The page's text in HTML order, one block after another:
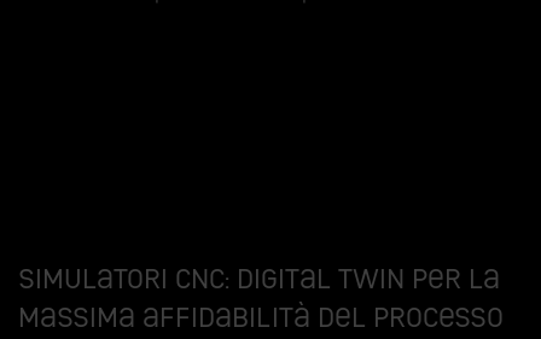
Simulatori CNC: digital twin per la
massima affidabilità del processo